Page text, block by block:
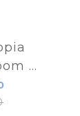
依
咖啡